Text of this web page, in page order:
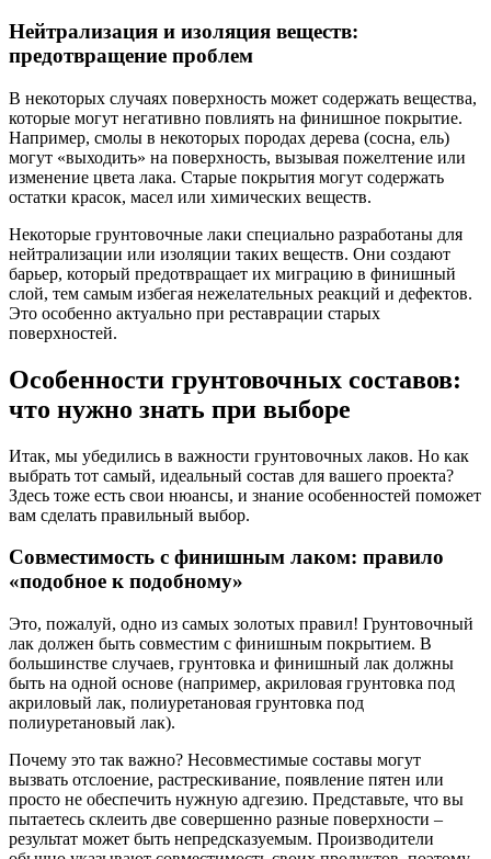
Нейтрализация и изоляция веществ:
предотвращение проблем
В некоторых случаях поверхность может содержать вещества,
которые могут негативно повлиять на финишное покрытие.
Например, смолы в некоторых породах дерева (сосна, ель)
могут «выходить» на поверхность, вызывая пожелтение или
изменение цвета лака. Старые покрытия могут содержать
остатки красок, масел или химических веществ.
Некоторые грунтовочные лаки специально разработаны для
нейтрализации или изоляции таких веществ. Они создают
барьер, который предотвращает их миграцию в финишный
слой, тем самым избегая нежелательных реакций и дефектов.
Это особенно актуально при реставрации старых
поверхностей.
Особенности грунтовочных составов:
что нужно знать при выборе
Итак, мы убедились в важности грунтовочных лаков. Но как
выбрать тот самый, идеальный состав для вашего проекта?
Здесь тоже есть свои нюансы, и знание особенностей поможет
вам сделать правильный выбор.
Совместимость с финишным лаком: правило
«подобное к подобному»
Это, пожалуй, одно из самых золотых правил! Грунтовочный
лак должен быть совместим с финишным покрытием. В
большинстве случаев, грунтовка и финишный лак должны
быть на одной основе (например, акриловая грунтовка под
акриловый лак, полиуретановая грунтовка под
полиуретановый лак).
Почему это так важно? Несовместимые составы могут
вызвать отслоение, растрескивание, появление пятен или
просто не обеспечить нужную адгезию. Представьте, что вы
пытаетесь склеить две совершенно разные поверхности –
результат может быть непредсказуемым. Производители